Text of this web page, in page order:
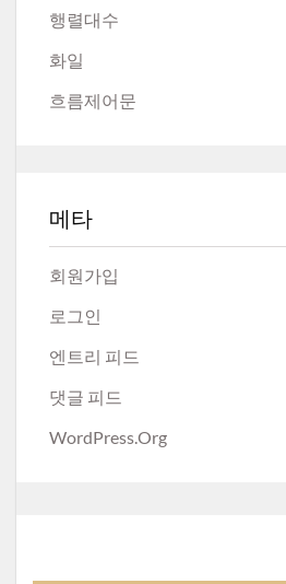
행렬대수
화일
흐름제어문
메타
회원가입
로그인
엔트리 피드
댓글 피드
WordPress.org